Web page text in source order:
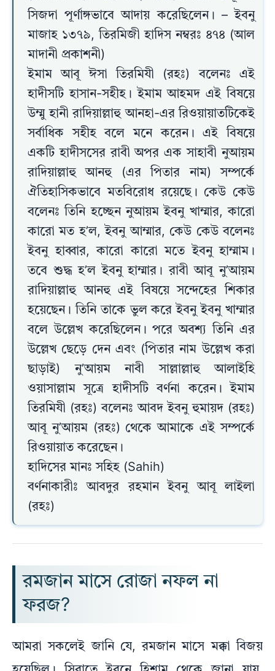
সিজদা পূর্ণাঙ্গভাবে আদায় করেছিলেন। – ইবনু
মাজাহ ১৩৭৯, তিরমিজী হাদিস নম্বরঃ ৪৭৪ (আল
মাদানী প্রকাশনী)
ইমাম আবূ ঈসা তিরমিযী (রহঃ) বলেনঃ এই
হাদীসটি হাসান-সহীহ। ইমাম আহমদ এই বিষয়ে
উম্মু হানী রাদিয়াল্লাহু আনহা-এর রিওয়ায়াতটিকেই
সর্বাধিক সহীহ বলে মনে করেন। এই বিষয়ে
একটি হাদীসসের রাবী অপর এক সাহাবী নুআয়ম
রাদিয়াল্লাহু আনহু (এর পিতার নাম) সম্পর্কে
ঐতিহাসিকভাবে মতবিরোধ রয়েছে। কেউ কেউ
বলেনঃ তিনি হচ্ছেন নুআয়ম ইবনু খাম্মার, কারো
কারো মত হ’ল, ইবনু আম্মার, কেউ কেউ বলেনঃ
ইবনু হাব্বার, কারো কারো মতে ইবনু হাম্মাম।
তবে শুদ্ধ হ’ল ইবনু হাম্মার। রাবী আবূ নু’আয়ম
রাদিয়াল্লাহু আনহু এই বিষয়ে সন্দেহের শিকার
হয়েছেন। তিনি তাকে ভুল করে ইবনু ইবনু খাম্মার
বলে উল্লেখ করেছিলেন। পরে অবশ্য তিনি এর
উল্লেখ ছেড়ে দেন এবং (পিতার নাম উল্লেখ করা
ছাড়াই) নু’আয়ম নাবী সাল্লাল্লাহু আলাইহি
ওয়াসাল্লাম সূত্রে হাদীসটি বর্ণনা করেন। ইমাম
তিরমিযী (রহঃ) বলেনঃ আবদ ইবনু হুমায়দ (রহঃ)
আবূ নু’আয়ম (রহঃ) থেকে আমাকে এই সম্পর্কে
রিওয়ায়াত করেছেন।
হাদিসের মানঃ সহিহ (Sahih)
বর্ণনাকারীঃ আবদুর রহমান ইবনু আবূ লাইলা
(রহঃ)
রমজান মাসে রোজা নফল না
ফরজ?
আমরা সকলেই জানি যে, রমজান মাসে মক্কা বিজয়